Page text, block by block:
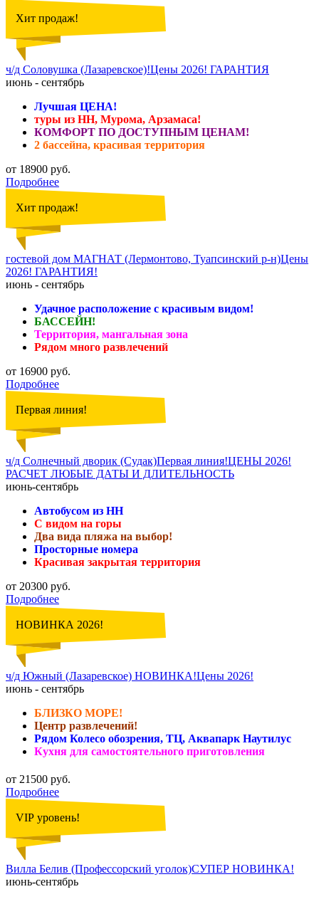
Хит продаж!
ч/д Соловушка (Лазаревское)!Цены 2026! ГАРАНТИЯ
июнь - сентябрь
Лучшая ЦЕНА!
туры из НН, Мурома, Арзамаса!
КОМФОРТ ПО ДОСТУПНЫМ ЦЕНАМ!
2 бассейна, красивая территория
от 18900 руб.
Подробнее
Хит продаж!
гостевой дом МАГНАТ (Лермонтово, Туапсинский р-н)Цены
2026! ГАРАНТИЯ!
июнь - сентябрь
Удачное расположение с красивым видом!
БАССЕЙН!
Территория, мангальная зона
Рядом много развлечений
от 16900 руб.
Подробнее
Первая линия!
ч/д Солнечный дворик (Судак)Первая линия!ЦЕНЫ 2026!
РАСЧЕТ ЛЮБЫЕ ДАТЫ И ДЛИТЕЛЬНОСТЬ
июнь-сентябрь
Автобусом из НН
С видом на горы
Два вида пляжа на выбор!
Просторные номера
Красивая закрытая территория
от 20300 руб.
Подробнее
НОВИНКА 2026!
ч/д Южный (Лазаревское) НОВИНКА!Цены 2026!
июнь - сентябрь
БЛИЗКО МОРЕ!
Центр развлечений!
Рядом Колесо обозрения, ТЦ, Аквапарк Наутилус
Кухня для самостоятельного приготовления
от 21500 руб.
Подробнее
VIP уровень!
Вилла Белив (Профессорский уголок)СУПЕР НОВИНКА!
июнь-сентябрь